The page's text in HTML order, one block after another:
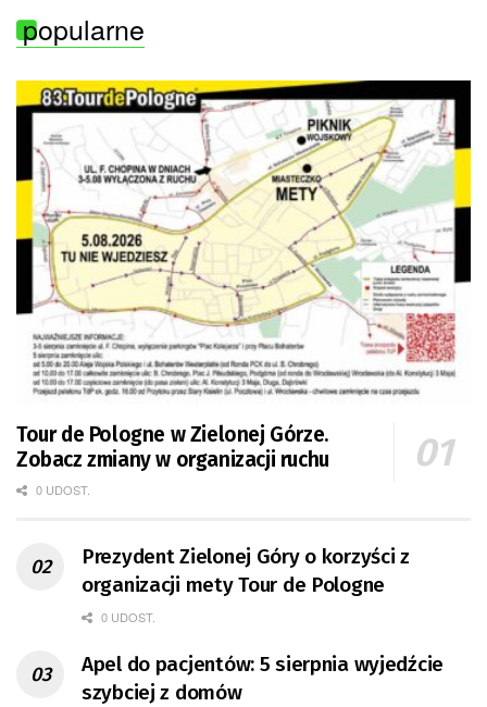
popularne
Tour de Pologne w Zielonej Górze.
Zobacz zmiany w organizacji ruchu
0 UDOST.
Prezydent Zielonej Góry o korzyści z
organizacji mety Tour de Pologne
0 UDOST.
Apel do pacjentów: 5 sierpnia wyjedźcie
szybciej z domów